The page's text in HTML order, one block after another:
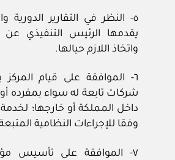
٥- النظر في التقارير الدورية
يقدمها الرئيس التنفيذي عن
واتخاذ اللازم حيالها.
٦- الموافقة على قيام
شركات تابعة له سواء بمفرده
داخل المملكة أو خارجها؛
وفقا للإجراءات النظامية
٧- الموافقة على تأسيس